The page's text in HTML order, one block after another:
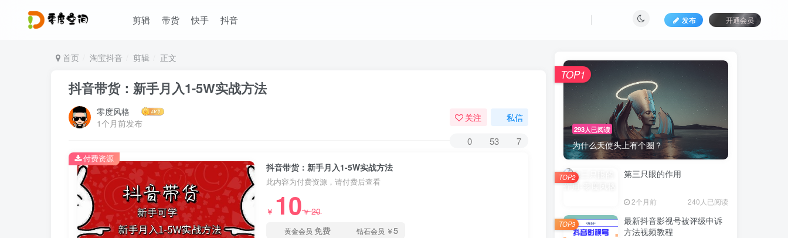
剪辑 带货 快手 抖音 发布 开通会员
首页 淘宝抖音 剪辑 正文
抖音带货：新手月入1-5W实战方法
零度风格
1个月前发布
关注 私信
0 53 7
抖音带货：新手月入1-5W实战方法
此内容为付费资源，请付费后查看
￥ 10￥20
黄金会员 免费 钻石会员 ￥5
付费资源
293人已阅读
为什么天使头上有个圈？
TOP1
第三只眼的作用
2个月前 240人已阅读
TOP2
最新抖音影视号被评级申诉
方法视频教程
TOP3